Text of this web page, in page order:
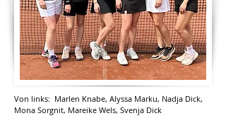
Von links: Marlen Knabe, Alyssa Marku, Nadja Dick,
Mona Sorgnit, Mareike Wels, Svenja Dick